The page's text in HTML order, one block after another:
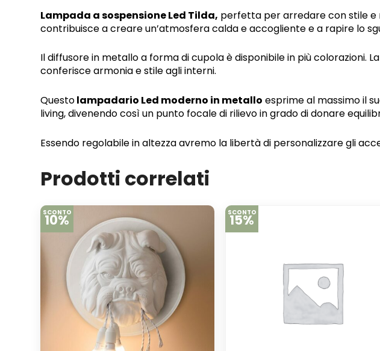
Lampada a sospensione Led Tilda, perfetta per arredare con stile
contribuisce a creare un’atmosfera calda e accogliente e a rapire lo
Il diffusore in metallo a forma di cupola è disponibile in più
conferisce armonia e stile agli interni.
Questolampadario Led moderno in metallo esprime al massimo il
living, divenendo così un punto focale di rilievo in grado di donare
Essendo regolabile in altezza avremo la libertà di personalizzare gli
Prodotti correlati
SCONTO
10% SCONTO
15%